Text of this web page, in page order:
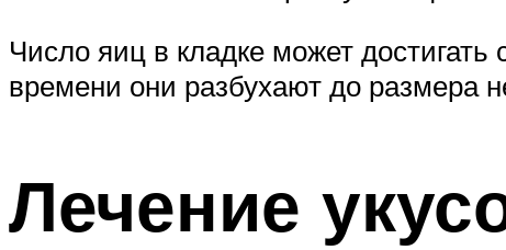
Число яиц в кладке может достигать
времени они разбухают до размера
Лечение